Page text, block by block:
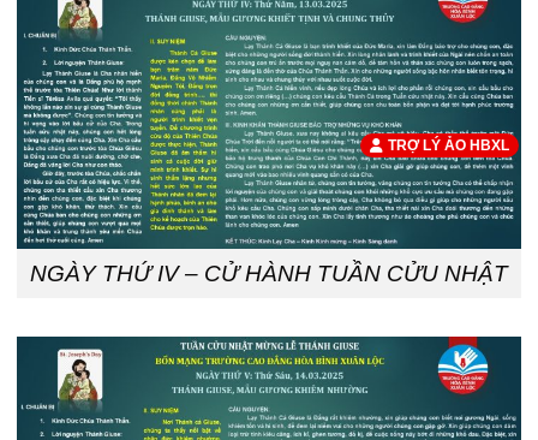
NGÀY THỨ IV – CỬ HÀNH TUẦN CỬU NHẬT
TRỢ LÝ ẢO HBXL